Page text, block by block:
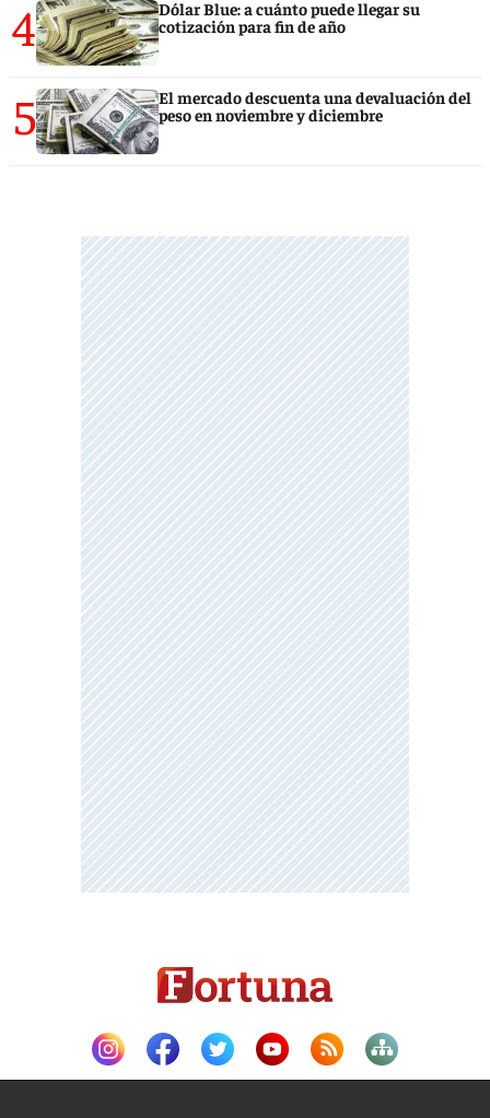
4
Dólar Blue: a cuánto puede llegar su
cotización para fin de año
5
El mercado descuenta una devaluación del
peso en noviembre y diciembre